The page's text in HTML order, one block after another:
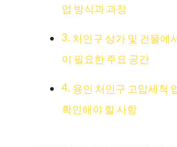
업 방식과 과정
처인구 상가 및 건물에
이 필요한 주요 공간
용인 처인구 고압세척
확인해야 할 사항